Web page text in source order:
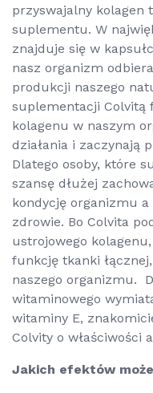
przyswajalny kolagen
suplementu. W
znajduje się w
nasz organizm
produkcji naszego
suplementacji Colvitą
kolagenu w naszym
działania i zaczynają
Dlatego osoby, które
szansę dłużej
kondycję organizmu
zdrowie. Bo Colvita
ustrojowego
funkcję tkanki
naszego organizmu.
witaminowego
witaminy E,
Colvity o właściwości
Jakich efektów